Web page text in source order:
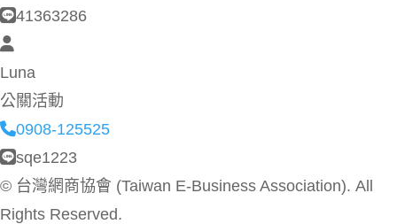
41363286
Luna
公關活動
0908-125525
sqe1223
© 台灣網商協會 (Taiwan E-Business Association). All
Rights Reserved.